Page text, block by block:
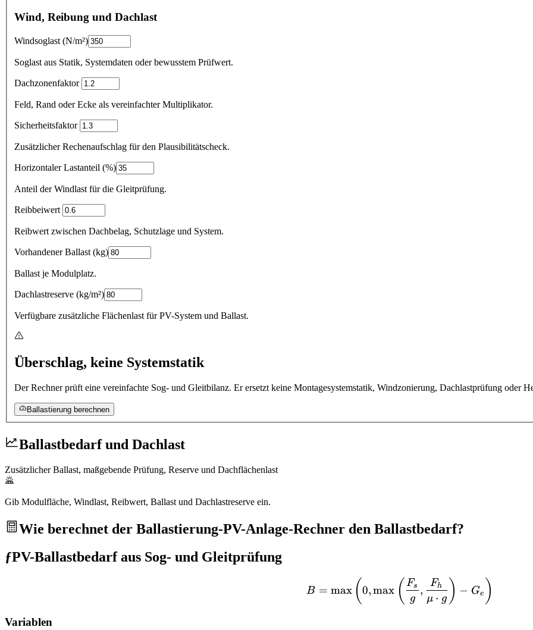
Wind, Reibung und Dachlast
Windsoglast (N/m²)
Soglast aus Statik, Systemdaten oder bewusstem Prüfwert.
Dachzonenfaktor
Feld, Rand oder Ecke als vereinfachter Multiplikator.
Sicherheitsfaktor
Zusätzlicher Rechenaufschlag für den Plausibilitätscheck.
Horizontaler Lastanteil (%)
Anteil der Windlast für die Gleitprüfung.
Reibbeiwert
Reibwert zwischen Dachbelag, Schutzlage und System.
Vorhandener Ballast (kg)
Ballast je Modulplatz.
Dachlastreserve (kg/m²)
Verfügbare zusätzliche Flächenlast für PV-System und Ballast.
Überschlag, keine Systemstatik
Der Rechner prüft eine vereinfachte Sog- und Gleitbilanz. Er ersetzt keine Montagesystemstatik, Windzonierung, Dachlastprüfung oder
Ballastierung berechnen
Ballastbedarf und Dachlast
Zusätzlicher Ballast, maßgebende Prüfung, Reserve und Dachflächenlast
Gib Modulfläche, Windlast, Reibwert, Ballast und Dachlastreserve ein.
Wie berechnet der Ballastierung-PV-Anlage-Rechner den Ballastbedarf?
ƒPV-Ballastbedarf aus Sog- und Gleitprüfung
B = \max\left(0,
B = max (0, max ( g
Fs ,
μ ⋅ g
Fh ) − Ge )
Variablen